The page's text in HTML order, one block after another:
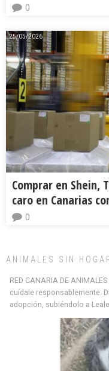
0
25/05/2026
Comprar en Shein,
caro en Canarias
0
ANIMALES SIN
RED CANARIA DE
cuídale responsablemente.
adopción, subiéndolo a